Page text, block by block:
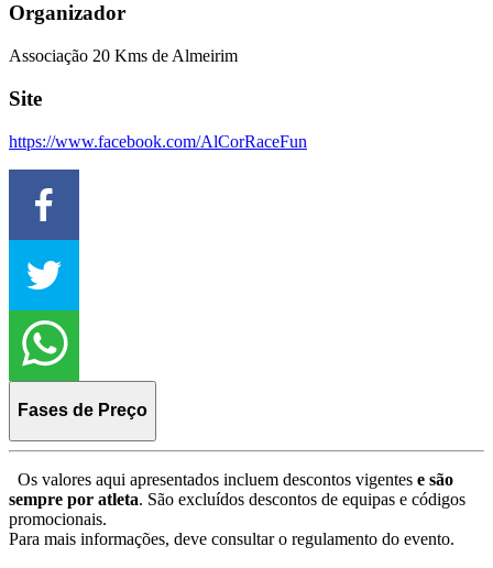
Organizador
Associação 20 Kms de Almeirim
Site
https://www.facebook.com/AlCorRaceFun
Fases de Preço
Os valores aqui apresentados incluem descontos vigentes e são
sempre por atleta. São excluídos descontos de equipas e códigos
promocionais.
Para mais informações, deve consultar o regulamento do evento.